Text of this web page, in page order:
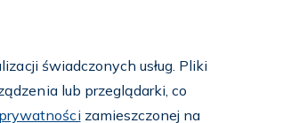
22 651 88 02
88 03
26 39
świadczonych usług. Pliki
lub przeglądarki, co
zamieszczonej na